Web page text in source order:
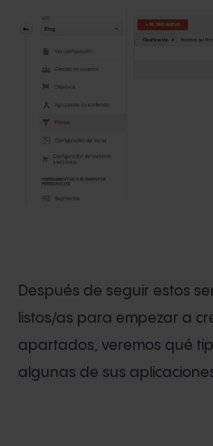
Después de seguir estos
listos/as para empezar a
apartados, veremos qué
algunas de sus